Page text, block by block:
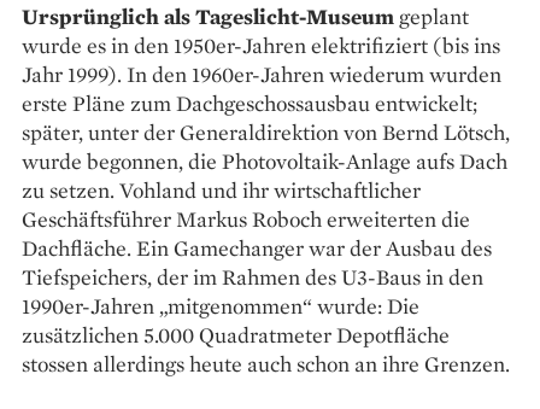
Ursprünglich als Tageslicht-Museum geplant
wurde es in den 1950er-Jahren elektrifiziert (bis ins
Jahr 1999). In den 1960er-Jahren wiederum wurden
erste Pläne zum Dachgeschossausbau entwickelt;
später, unter der General­direktion von Bernd Lötsch,
wurde begonnen, die Photo­voltaik-Anlage aufs Dach
zu setzen. Vohland und ihr wirtschaftlicher
Geschäfts­führer Markus ­Roboch erweiterten die
Dachfläche. Ein Game­changer war der Ausbau des
Tiefspeichers, der im Rahmen des U3-Baus in den
1990er-Jahren „mitgenommen“ wurde: Die
zusätzlichen 5.000 Quadratmeter Depotfläche
stossen allerdings heute auch schon an ihre Grenzen.